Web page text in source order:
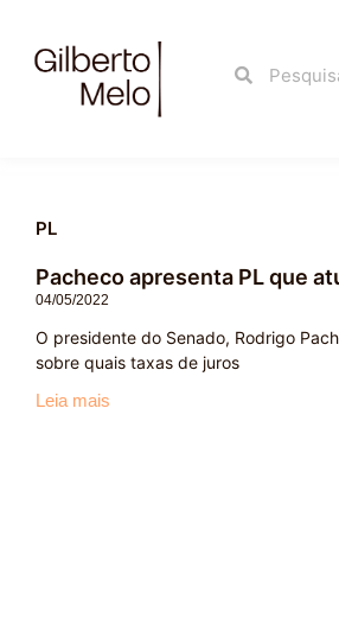
SearchSearch
PL
Pacheco apresenta PL que
04/05/2022
O presidente do Senado, Rodrigo
sobre quais taxas de juros
Leia mais